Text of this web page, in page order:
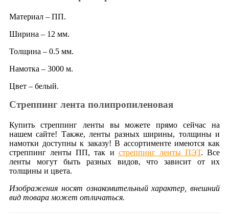
Материал – ПП.
Ширина – 12 мм.
Толщина – 0.5 мм.
Намотка – 3000 м.
Цвет – белый.
Стреппинг лента полипропиленовая
Купить стреппинг ленты вы можете прямо сейчас на
нашем сайте! Также, ленты разных ширины, толщины и
намотки доступны к заказу! В ассортименте имеются как
стреппинг ленты ПП, так и стреппинг ленты ПЭТ. Все
ленты могут быть разных видов, что зависит от их
толщины и цвета.
Изображения носят ознакомительный характер, внешний
вид товара может отличаться.